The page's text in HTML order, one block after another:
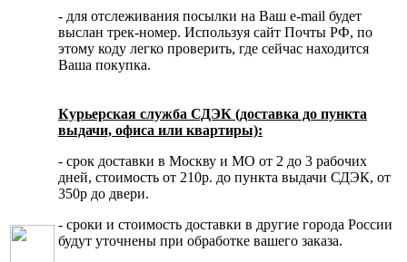
- для отслеживания посылки на Ваш e-mail будет
выслан трек-номер. Используя сайт Почты РФ, по
этому коду легко проверить, где сейчас находится
Ваша покупка.
Курьерская служба СДЭК (доставка до пункта
выдачи, офиса или квартиры):
- срок доставки в Москву и МО от 2 до 3 рабочих
дней, стоимость от 210р. до пункта выдачи СДЭК, от
350р до двери.
- сроки и стоимость доставки в другие города России
будут уточнены при обработке вашего заказа.